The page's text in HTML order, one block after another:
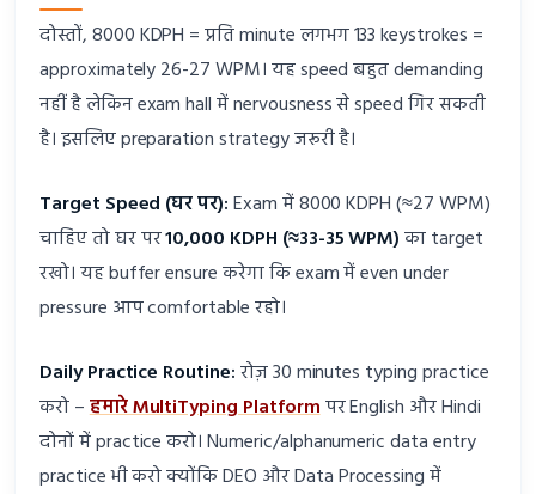
दोस्तों, 8000 KDPH = प्रति minute लगभग 133 keystrokes =
approximately 26-27 WPM। यह speed बहुत demanding
नहीं है लेकिन exam hall में nervousness से speed गिर सकती
है। इसलिए preparation strategy जरूरी है।
Target Speed (घर पर):Exam में 8000 KDPH (≈27 WPM)
चाहिए तो घर पर10,000 KDPH (≈33-35 WPM)का target
रखो। यह buffer ensure करेगा कि exam में even under
pressure आप comfortable रहो।
Daily Practice Routine:रोज़ 30 minutes typing practice
करो –हमारे MultiTyping Platformपर English और Hindi
दोनों में practice करो। Numeric/alphanumeric data entry
practice भी करो क्योंकि DEO और Data Processing में